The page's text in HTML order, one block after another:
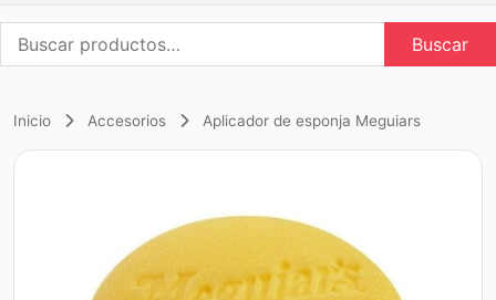
Buscar
por:
Buscar
Inicio Accesorios Aplicador de esponja Meguiars